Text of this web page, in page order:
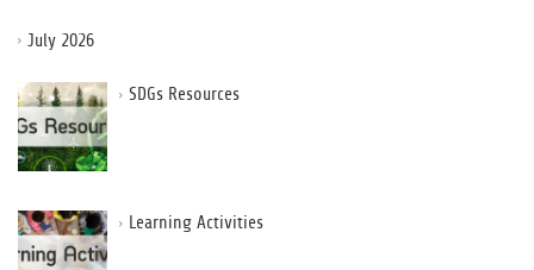
July 2026
SDGs Resources
Learning Activities